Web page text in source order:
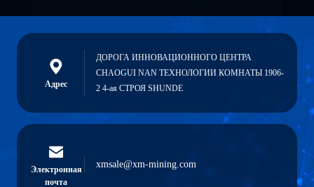
Адрес
ДОРОГА ИННОВАЦИОННОГО ЦЕНТРА
CHAOGUI NAN ТЕХНОЛОГИИ КОМНАТЫ 1906-
2 4-ая СТРОЯ SHUNDE
Электронная
почта
xmsale@xm-mining.com